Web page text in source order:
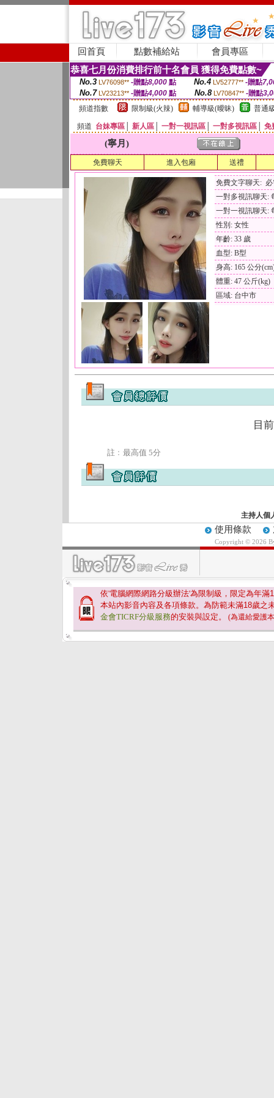
回首頁 點數補給站 會員專區
恭喜七月份消費排行前十名會員 獲得免費點數~
No.3 LV76098** -贈點8,000點 No.4 LV52777** -贈點
No.7 LV23213** -贈點4,000 點 No.8 LV70847** -贈點
頻道指數
限制級(火辣) 輔導級(曖昧) 普通
頻道 台妹專區 新人區 一對一視訊區 一對多視訊區 免
(寧月)
免費聊天 進入包廂 送禮
免費文字聊天:
一對多視訊聊天:
一對一視訊聊天:
性別: 女性
年齡: 33 歲
血型: B型
身高: 165 公分
體重: 47 公斤(kg)
區域: 台中市
目
註﹕最高值 5分
主持人個
使用條款
Copyright © 2026
依'電腦網際網路分級辦法'為限制級，限定為年滿
本站內影音內容及各項條款。為防範未滿18歲之
金會TICRF分級服務的安裝與設定。 (為還給愛護